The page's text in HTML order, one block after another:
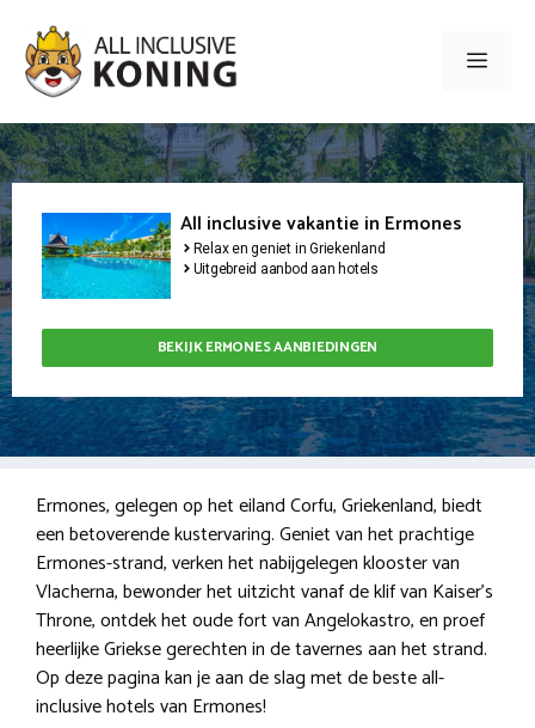
naar
inhoud
Menu
All inclusive vakantie in Ermones
Relax en geniet in Griekenland
Uitgebreid aanbod aan hotels
BEKIJK ERMONES AANBIEDINGEN
Ermones, gelegen op het eiland Corfu, Griekenland, biedt
een betoverende kustervaring. Geniet van het prachtige
Ermones-strand, verken het nabijgelegen klooster van
Vlacherna, bewonder het uitzicht vanaf de klif van Kaiser’s
Throne, ontdek het oude fort van Angelokastro, en proef
heerlijke Griekse gerechten in de tavernes aan het strand.
Op deze pagina kan je aan de slag met de beste all-
inclusive hotels van Ermones!